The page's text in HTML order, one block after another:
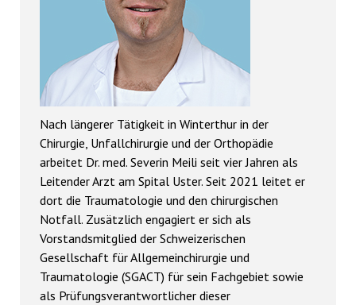
Nach längerer Tätigkeit in Winterthur in der
Chirurgie, Unfallchirurgie und der Orthopädie
arbeitet Dr. med. Severin Meili seit vier Jahren als
Leitender Arzt am Spital Uster. Seit 2021 leitet er
dort die Traumatologie und den chirurgischen
Notfall. Zusätzlich engagiert er sich als
Vorstandsmitglied der Schweizerischen
Gesellschaft für Allgemeinchirurgie und
Traumatologie (SGACT) für sein Fachgebiet sowie
als Prüfungsverantwortlicher dieser